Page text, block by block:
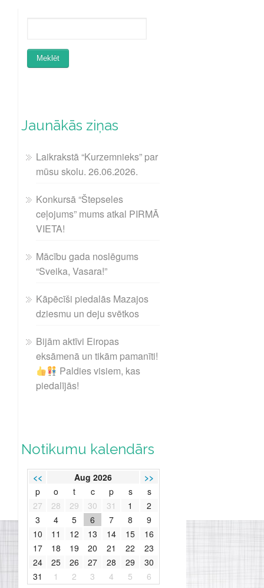
Jaunākās ziņas
Laikrakstā “Kurzemnieks” par
mūsu skolu. 26.06.2026.
Konkursā “Štepseles
ceļojums” mums atkal PIRMĀ
VIETA!
Mācību gada noslēgums
“Sveika, Vasara!”
Kāpēcīši piedalās Mazajos
dziesmu un deju svētkos
Bijām aktīvi Eiropas
eksāmenā un tikām pamanīti!
Paldies visiem, kas
piedalījās!
Notikumu kalendārs
<< Aug 2026
>>
p
o t c p s
s
27
28 29 30 31 1
2
3
4 5 6 7 8
9
10
11 12 13 14 15
16
17
18 19 20 21 22
23
24
25 26 27 28 29
30
31
1 2 3 4 5 6